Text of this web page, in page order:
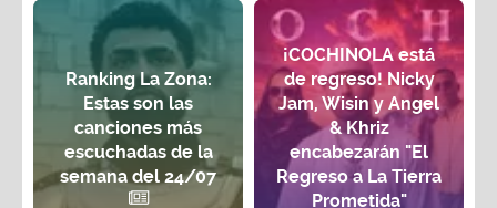
Ranking La Zona:
Estas son las
canciones más
escuchadas de la
semana del 24/07
¡COCHINOLA está
de regreso! Nicky
Jam, Wisin y Angel
& Khriz
encabezarán "El
Regreso a La Tierra
Prometida"